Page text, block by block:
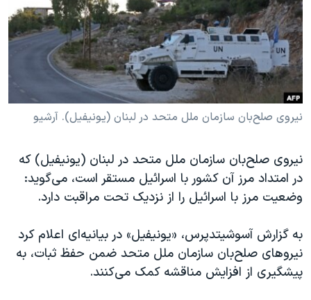
فرهنگ و زندگی
حقوق شهروندی
اقتصادی
علم و فناوری
اسرائیل در جنگ
آرشیو پخش زنده
مستندها
انتخابات ریاست جمهوری آمریکا ۲۰۲۴
حمله جمهوری اسلامی به اسرائیل
رمز مهسا
ورزش زنان در ایران
مجموعه مستندهای دادخواهی
تریبونال مردمی آبان ۹۸
چهل سال گروگان‌گیری
قانون شفافیت دارائی کادر رهبری ایران
دنبال کنید
زبانهای مختلف
نیروی صلح‌بان سازمان ملل متحد در لبنان (یونیفیل). آرشیو
نیروی صلح‌بان سازمان ملل متحد در لبنان (یونیفیل) که
در امتداد مرز آن کشور با اسرائیل مستقر است، می‌گوید:
وضعیت مرز با اسرائیل را از نزدیک تحت مراقبت دارد.
به گزارش آسوشیتدپرس، «یونیفیل» در بیانیه‌ای اعلام کرد
نیروهای صلح‌بان سازمان ملل متحد ضمن حفظ ثبات، به
پیشگیری از افزایش مناقشه کمک می‌کنند.